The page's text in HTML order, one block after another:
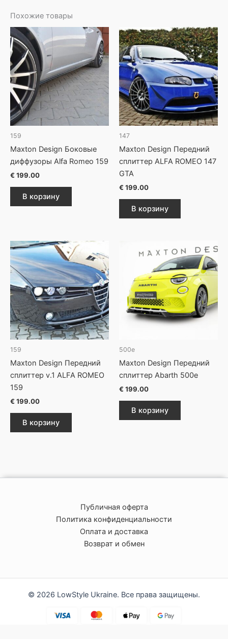
Похожие товары
159
Maxton Design Боковые
диффузоры Alfa Romeo 159
€ 199.00
В корзину
147
Maxton Design Передний
сплиттер ALFA ROMEO 147
GTA
€ 199.00
В корзину
159
Maxton Design Передний
сплиттер v.1 ALFA ROMEO
159
€ 199.00
В корзину
500e
Maxton Design Передний
сплиттер Abarth 500e
€ 199.00
В корзину
Публичная оферта
Политика конфиденциальности
Оплата и доставка
Возврат и обмен
© 2026 LowStyle Ukraine. Все права защищены.